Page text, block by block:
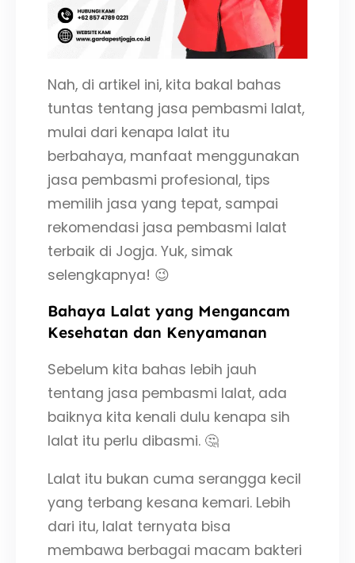
Nah, di artikel ini, kita bakal bahas
tuntas tentang jasa pembasmi lalat,
mulai dari kenapa lalat itu
berbahaya, manfaat menggunakan
jasa pembasmi profesional, tips
memilih jasa yang tepat, sampai
rekomendasi jasa pembasmi lalat
terbaik di Jogja. Yuk, simak
selengkapnya! 😉
Bahaya Lalat yang Mengancam
Kesehatan dan Kenyamanan
Sebelum kita bahas lebih jauh
tentang jasa pembasmi lalat, ada
baiknya kita kenali dulu kenapa sih
lalat itu perlu dibasmi. 🤔
Lalat itu bukan cuma serangga kecil
yang terbang kesana kemari. Lebih
dari itu, lalat ternyata bisa
membawa berbagai macam bakteri